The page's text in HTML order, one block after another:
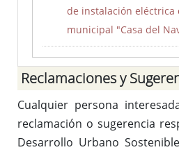
de instalación eléctrica
municipal "Casa del
Reclamaciones y
Cualquier persona
reclamación o sugerencia
Desarrollo Urbano